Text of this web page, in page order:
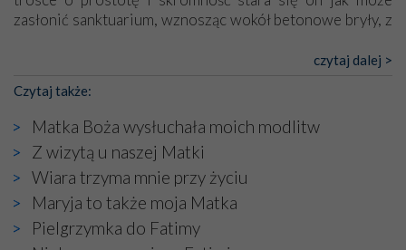
zasłonić sanktuarium, wznosząc wokół betonowe bryły, z
katolickiego kultu. Tylko co wspólnego z żywą,
kaplice, w których Tabernakulum przypomina bardziej
skrzynkę na narzędzia? Albo co powiedzieć o ustawionym
tuż przy nowej bazylice wielkim krzyżu, na którym
zamiast Chrystusa umieszczono dziwaczną postać jakby
wyjętą ze starożytnych hieroglifów? W kulturowym
kontekście naszych czasów to raczej karykatura niż godny
wizerunek Zbawiciela…
Zatem nawet w bezpośrednim otoczeniu sanktuarium
czytaj dalej >
Czytaj także:
Matka Boża wysłuchała moich modlitw
Z wizytą u naszej Matki
Wiara trzyma mnie przy życiu
Maryja to także moja Matka
Pielgrzymka do Fatimy